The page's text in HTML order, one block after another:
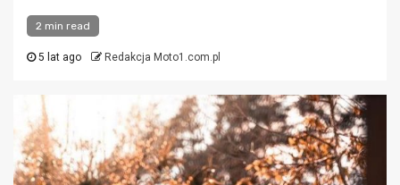
2 min read
5 lat ago Redakcja Moto1.com.pl